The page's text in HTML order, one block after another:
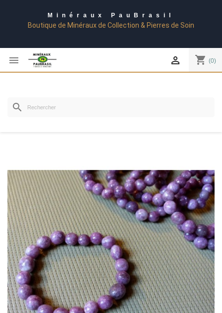
Minéraux PauBrasil
Boutique de Minéraux de Collection & Pierres de Soin
 shopping_cart (0)

search